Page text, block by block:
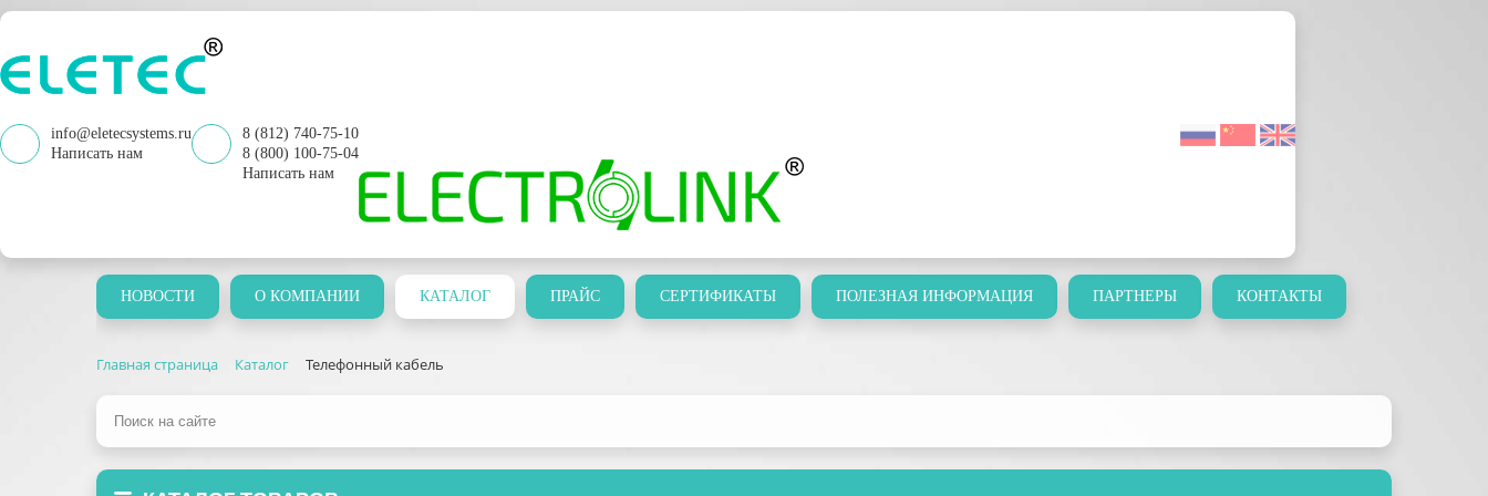
info@eletecsystems.ru
Написать нам
8 (812) 740-75-10
8 (800) 100-75-04
Написать нам
НОВОСТИ О КОМПАНИИ КАТАЛОГ ПРАЙС СЕРТИФИКАТЫ ПОЛЕЗНАЯ ИНФОРМАЦИЯ ПАРТНЕРЫ КОНТАКТЫ
Главная страница Каталог Телефонный кабель